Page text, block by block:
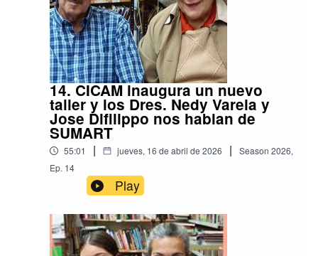
14. CICAM inaugura un nuevo
taller y los Dres. Nedy Varela y
Jose Difilippo nos hablan de
SUMART
55:01 | jueves, 16 de abril de 2026 | Season 2026,
Ep. 14
Play